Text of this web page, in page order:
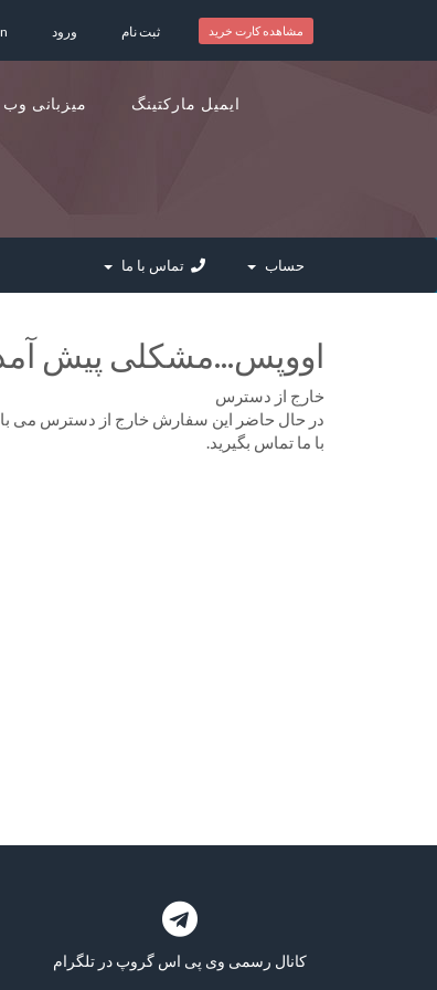
ورود ثبت نام مشاهده کارت خرید
میزبانی وب ایمیل مارکتینگ
تماس با ما حساب
اووپس...مشکلی پیش
خارج از دسترس
در حال حاضر این سفارش خارج از دسترس می
با ما تماس بگیرید.
کانال رسمی وی پی اس گروپ در تلگرام